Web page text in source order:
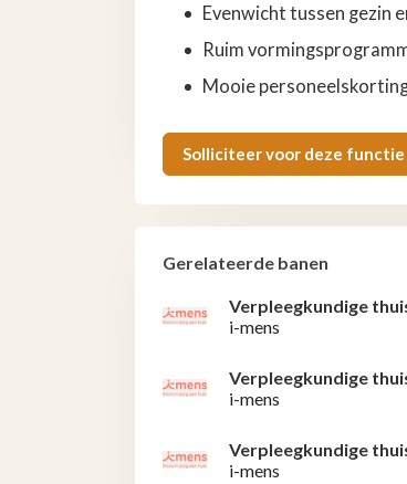
Evenwicht tussen gezin
Ruim
Mooie
Solliciteer voor deze functie
Gerelateerde banen
Verpleegkundige
i-mens
Verpleegkundige
i-mens
Verpleegkundige
i-mens